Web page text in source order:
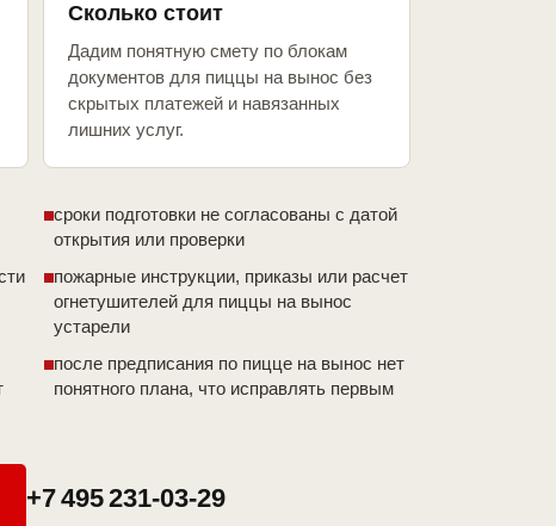
Сколько стоит
Дадим понятную смету по блокам
документов для пиццы на вынос без
скрытых платежей и навязанных
лишних услуг.
сроки подготовки не согласованы с датой
открытия или проверки
пожарные инструкции, приказы или расчет
огнетушителей для пиццы на вынос
устарели
после предписания по пицце на вынос нет
понятного плана, что исправлять первым
+7 495 231-03-29